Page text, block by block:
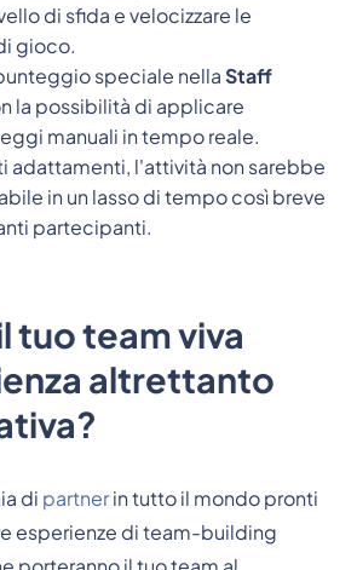
di sfida e velocizzare le
gioco.
speciale nellaStaff
la possibilità di applicare
manuali in tempo reale.
adattamenti, l'attività non sarebbe
in un lasso di tempo così breve
partecipanti.
tuo team viva
altrettanto
di partnerin tutto il mondo pronti
esperienze di team-building